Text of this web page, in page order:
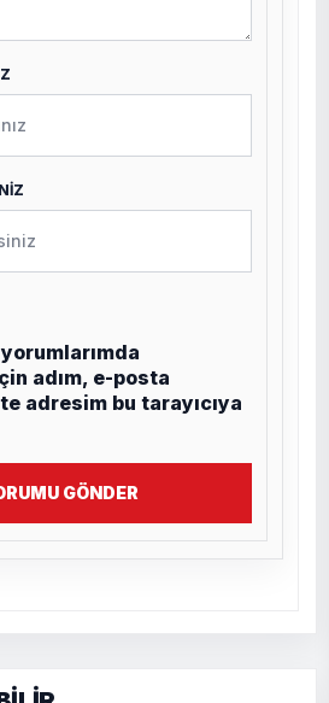
adım, e-posta
adresim bu tarayıcıya
GÖNDER